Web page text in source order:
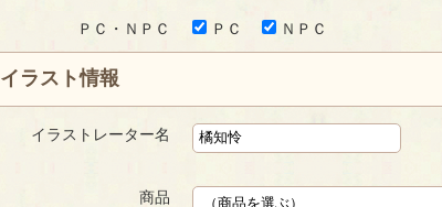
ＰＣ・ＮＰＣ ＰＣ ＮＰＣ
イラスト情報
イラストレーター名
商品